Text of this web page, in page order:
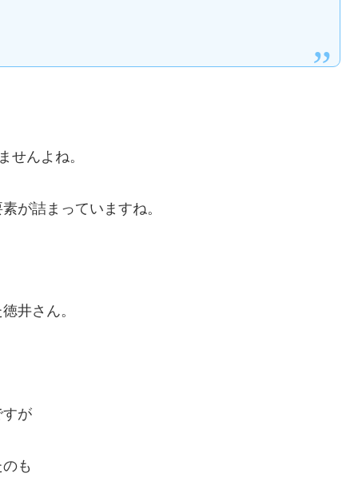
せんよね。
が詰まっていますね。
井さん。
すが
も